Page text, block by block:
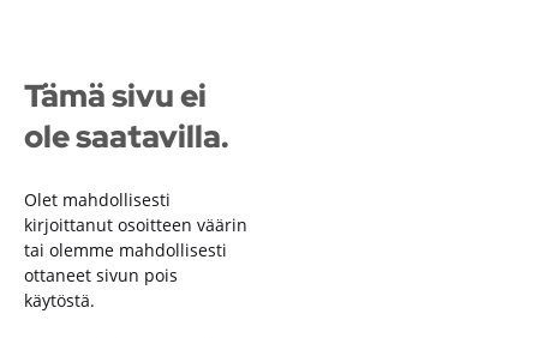
Tämä sivu ei
ole saatavilla.
Olet mahdollisesti
kirjoittanut osoitteen väärin
tai olemme mahdollisesti
ottaneet sivun pois
käytöstä.